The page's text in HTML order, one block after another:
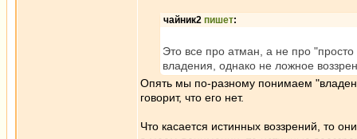
чайник2 пишет:
Это все про атман, а не про
владения, однако не ложное
Опять мы по-разному понимаем
говорит, что его нет.
Что касается истинных воззрений, то